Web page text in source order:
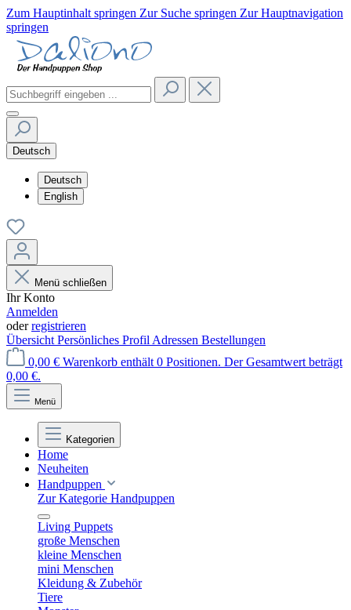
Zum Hauptinhalt springen Zur Suche springen Zur Hauptnavigation
springen
Deutsch
Deutsch
English
Menü schließen
Ihr Konto
Anmelden
oderregistrieren
Übersicht Persönliches Profil Adressen Bestellungen
0,00 € Warenkorb enthält 0 Positionen. Der Gesamtwert beträgt
0,00 €.
Menü
Kategorien
Home
Neuheiten
Handpuppen
Zur Kategorie Handpuppen
Living Puppets
große Menschen
kleine Menschen
mini Menschen
Kleidung & Zubehör
Tiere